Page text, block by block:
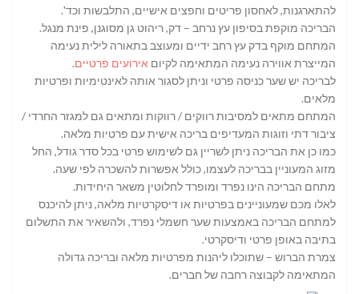
להתארגנות, לאחסון פריטים וחפצים אישיים, התלבשות וכד'.
הבריכה מוקפת בסיפון עץ נרחב – דק, ריהוט גן מסוגנן, פינת מנגל.
המתחם מוקף בדק עץ רחב ידיים ומעוצב בתאורה לילית נעימה
המייצרת אווירה נעימה המתאימה לקיום אירועים פרטיים.
לבריכה יש שער כניסה פרטי וניתן לסגור אותה לאינטימיות ופרטיות
מלאים.
המתחם מתאים למסיבות רווקים / רווקות ומתאים גם למגזר החרדי /
ציבור דתי וזוגות המעדיפים בריכה אישית עם פרטיות מלאה.
כמו כן את הבריכה ניתן לשריין גם לשימוש פרטי בכל סדר גודל, החל
מזוג המעוניין בבריכה לעצמו, כולל אפשרות להשכרה לפי שעה.
מתחם הבריכה הינו נפרד ומופרד לחלוטין משאר היחידות.
לאלו מכם שמעוניינים בפרטיות או דיסקרטיות מלאה, ניתן להיכנס
למתחם הבריכה באמצעות שער חשמלי נפרד, ולהשאיר את התשלום
בתיבה באופן פרטי ודיסקרטי.
צמרת הברוש – שתוכלו ליהנות מפרטיות מלאה ובריכה גדולה
המתאימה לקבוצה רחבה של חברים.